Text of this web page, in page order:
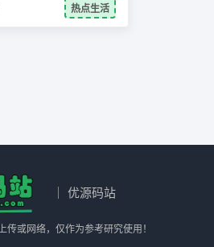
热点生活
｜ 优源码站
传或网络，仅作为参考研究使用！